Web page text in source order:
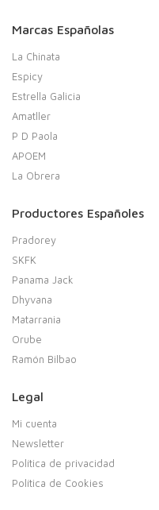
Marcas Españolas
La Chinata
Espicy
Estrella Galicia
Amatller
P D Paola
APOEM
La Obrera
Productores Españoles
Pradorey
SKFK
Panama Jack
Dhyvana
Matarrania
Orube
Ramón Bilbao
Legal
Mi cuenta
Newsletter
Política de privacidad
Política de Cookies